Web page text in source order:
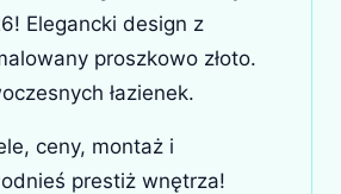
Elegancki design z
proszkowo złoto.
łazienek.
ceny, montaż i
prestiż wnętrza!